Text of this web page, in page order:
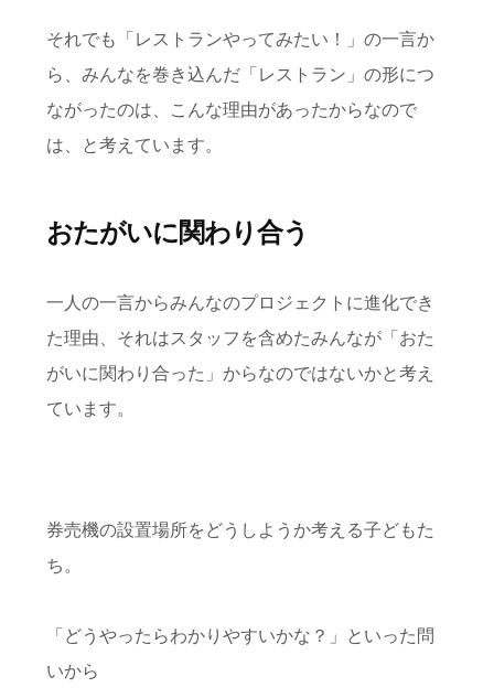
それでも「レストランやってみたい！」の一言か
ら、みんなを巻き込んだ「レストラン」の形につ
ながったのは、こんな理由があったからなので
は、と考えています。
おたがいに関わり合う
一人の一言からみんなのプロジェクトに進化でき
た理由、それはスタッフを含めたみんなが「おた
がいに関わり合った」からなのではないかと考え
ています。
券売機の設置場所をどうしようか考える子どもた
ち。
「どうやったらわかりやすいかな？」といった問
いから